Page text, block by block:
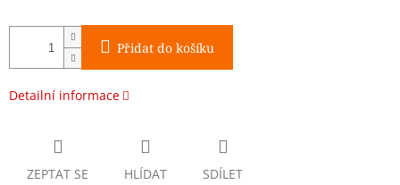
Přidat do košíku
Detailní informace
ZEPTAT SE HLÍDAT SDÍLET